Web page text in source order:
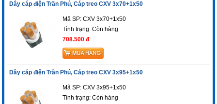
Dây cáp điện Trần Phú, Cáp treo CXV 3x70+1x50
Mã SP: CXV 3x70+1x50
Tình trạng:Còn hàng
708.500 đ
Dây cáp điện Trần Phú, Cáp treo CXV 3x95+1x50
Mã SP: CXV 3x95+1x50
Tình trạng:Còn hàng